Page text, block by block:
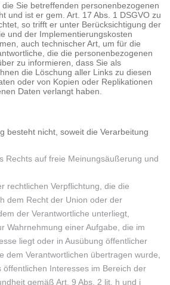
Sie betreffenden personenbezogenen
und ist er gem. Art. 17 Abs. 1 DSGVO zu
so trifft er unter Berücksichtigung der
und der Implementierungskosten
auch technischer Art, um für die
die die personenbezogenen
zu informieren, dass Sie als
die Löschung aller Links zu diesen
oder von Kopien oder Replikationen
Daten verlangt haben.
besteht nicht, soweit die Verarbeitung
Rechts auf freie Meinungsäußerung und
rechtlichen Verpflichtung, die die
dem Recht der Union oder der
der Verantwortliche unterliegt,
Wahrnehmung einer Aufgabe, die im
liegt oder in Ausübung öffentlicher
dem Verantwortlichen übertragen wurde,
öffentlichen Interesses im Bereich der
gemäß Art. 9 Abs. 2 lit. h und i